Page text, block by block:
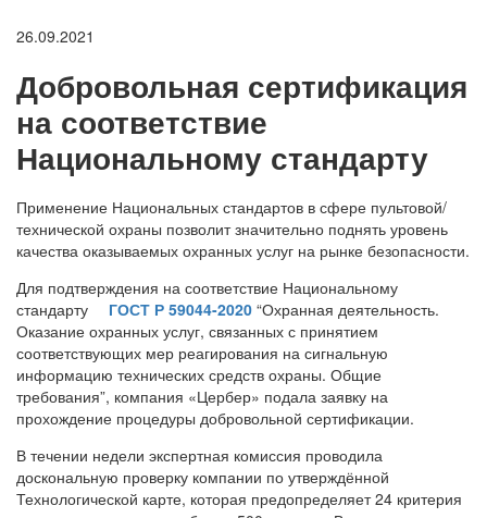
26.09.2021
Добровольная сертификация
на соответствие
Национальному стандарту
Применение Национальных стандартов в сфере пультовой/
технической охраны позволит значительно поднять уровень
качества оказываемых охранных услуг на рынке безопасности.
Для подтверждения на соответствие Национальному
стандарту
ГОСТ Р 59044-2020 “Охранная деятельность.
Оказание охранных услуг, связанных с принятием
соответствующих мер реагирования на сигнальную
информацию технических средств охраны. Общие
требования”, компания «Цербер» подала заявку на
прохождение процедуры добровольной сертификации.
В течении недели экспертная комиссия проводила
доскональную проверку компании по утверждённой
Технологической карте, которая предопределяет 24 критерия